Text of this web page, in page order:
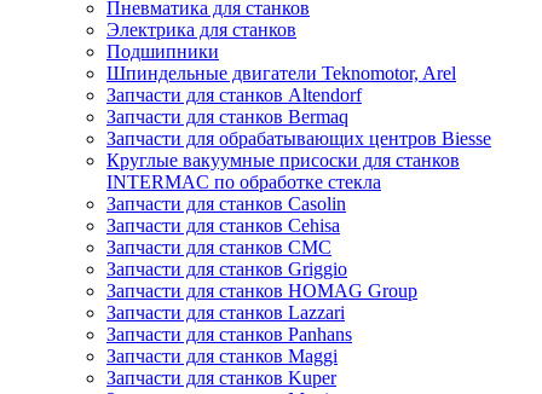
Пневматика для станков
Электрика для станков
Подшипники
Шпиндельные двигатели Teknomotor, Arel
Запчасти для станков Altendorf
Запчасти для станков Bermaq
Запчасти для обрабатывающих центров Biesse
Круглые вакуумные присоски для станков
INTERMAC по обработке стекла
Запчасти для станков Casolin
Запчасти для станков Cehisa
Запчасти для станков CMC
Запчасти для станков Griggio
Запчасти для станков HOMAG Group
Запчасти для станков Lazzari
Запчасти для станков Panhans
Запчасти для станков Maggi
Запчасти для станков Kuper